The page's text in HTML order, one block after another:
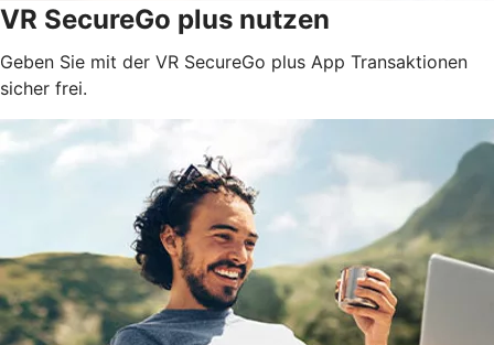
VR SecureGo plus nutzen
Geben Sie mit der VR SecureGo plus App Transaktionen
sicher frei.